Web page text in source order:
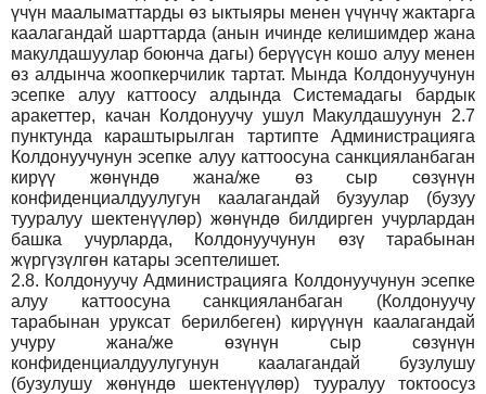
үчүн маалыматтарды өз ыктыяры менен үчүнчү жактарга
каалагандай шарттарда (анын ичинде келишимдер жана
макулдашуулар боюнча дагы) берүүсүн кошо алуу менен
өз алдынча жоопкерчилик тартат. Мында Колдонуучунун
эсепке алуу каттоосу алдында Системадагы бардык
аракеттер, качан Колдонуучу ушул Макулдашуунун 2.7
пунктунда караштырылган тартипте Администрацияга
Колдонуучунун эсепке алуу каттоосуна санкцияланбаган
кирүү жөнүндө жана/же өз сыр сөзүнүн
конфиденциалдуулугун каалагандай бузуулар (бузуу
тууралуу шектенүүлөр) жөнүндө билдирген учурлардан
башка учурларда, Колдонуучунун өзү тарабынан
жүргүзүлгөн катары эсептелишет.
2.8. Колдонуучу Администрацияга Колдонуучунун эсепке
алуу каттоосуна санкцияланбаган (Колдонуучу
тарабынан уруксат берилбеген) кирүүнүн каалагандай
учуру жана/же өзүнүн сыр сөзүнүн
конфиденциалдуулугунун каалагандай бузулушу
(бузулушу жөнүндө шектенүүлөр) тууралуу токтоосуз